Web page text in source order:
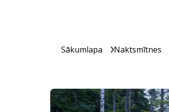
Sākumlapa Naktsmītnes